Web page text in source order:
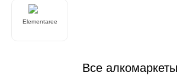
Elementaree
Все алкомаркеты